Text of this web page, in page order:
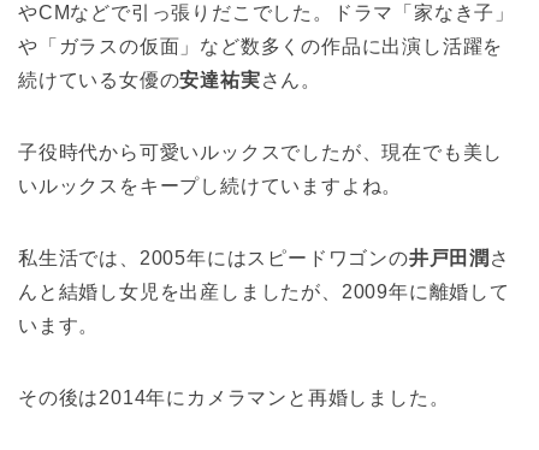
やCMなどで引っ張りだこでした。ドラマ「家なき子」
や「ガラスの仮面」など数多くの作品に出演し活躍を
続けている女優の安達祐実さん。
子役時代から可愛いルックスでしたが、現在でも美し
いルックスをキープし続けていますよね。
私生活では、2005年にはスピードワゴンの井戸田潤 さ
んと結婚し女児を出産しましたが、2009年に離婚して
います。
その後は2014年にカメラマンと再婚しました。